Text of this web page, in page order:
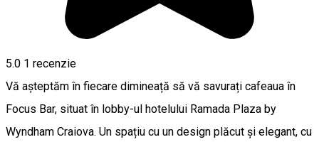
5.0 1 recenzie
Vă așteptăm în fiecare dimineață să vă savurați cafeaua în
Focus Bar, situat în lobby-ul hotelului Ramada Plaza by
Wyndham Craiova. Un spațiu cu un design plăcut și elegant, cu